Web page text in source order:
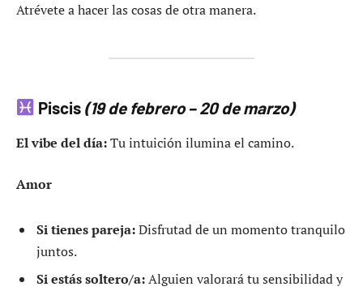
Atrévete a hacer las cosas de otra manera.
Piscis (19 de febrero – 20 de marzo)
El vibe del día:Tu intuición ilumina el camino.
Amor
Si tienes pareja:Disfrutad de un momento tranquilo
juntos.
Si estás soltero/a:Alguien valorará tu sensibilidad y